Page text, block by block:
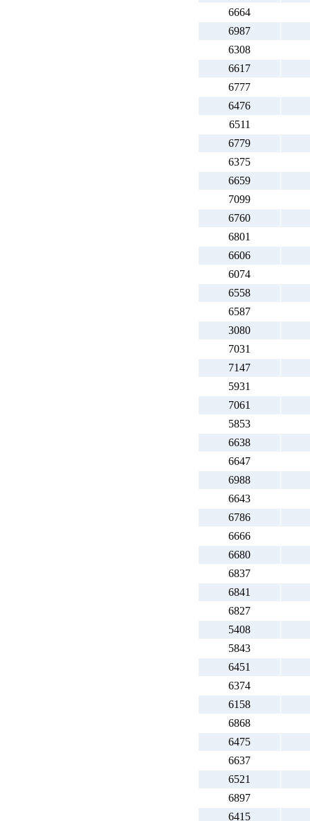
6664
6987
6308
6617
6777
6476
6511
6779
6375
6659
7099
6760
6801
6606
6074
6558
6587
3080
7031
7147
5931
7061
5853
6638
6647
6988
6643
6786
6666
6680
6837
6841
6827
5408
5843
6451
6374
6158
6868
6475
6637
6521
6897
6415